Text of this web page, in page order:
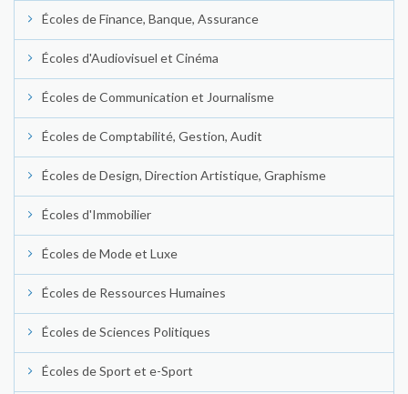
Écoles de Finance, Banque, Assurance
Écoles d'Audiovisuel et Cinéma
Écoles de Communication et Journalisme
Écoles de Comptabilité, Gestion, Audit
Écoles de Design, Direction Artistique, Graphisme
Écoles d'Immobilier
Écoles de Mode et Luxe
Écoles de Ressources Humaines
Écoles de Sciences Politiques
Écoles de Sport et e-Sport